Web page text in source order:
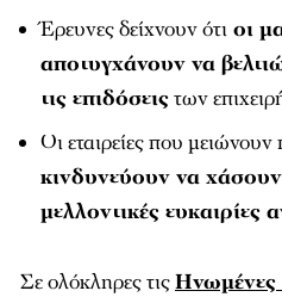
Έρευνες δείχνουν ότι οι
αποτυγχάνουν να
τις επιδόσειςτων
Οι εταιρείες που
κινδυνεύουν να
μελλοντικές ευκαιρίες
Σε ολόκληρες τιςΗνωμένες